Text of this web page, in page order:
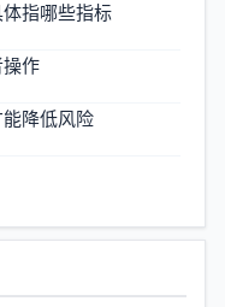
指哪些指标
作
降低风险